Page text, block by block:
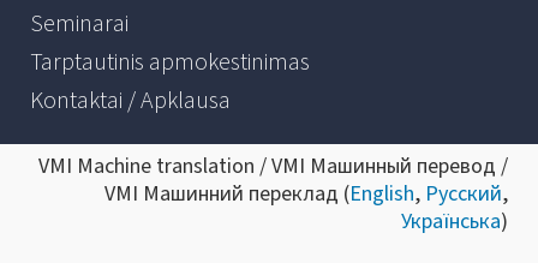
Seminarai
Tarptautinis apmokestinimas
Kontaktai / Apklausa
VMI Machine translation / VMI Машинный перевод /
VMI Машинний переклад (English, Русский,
Українська)